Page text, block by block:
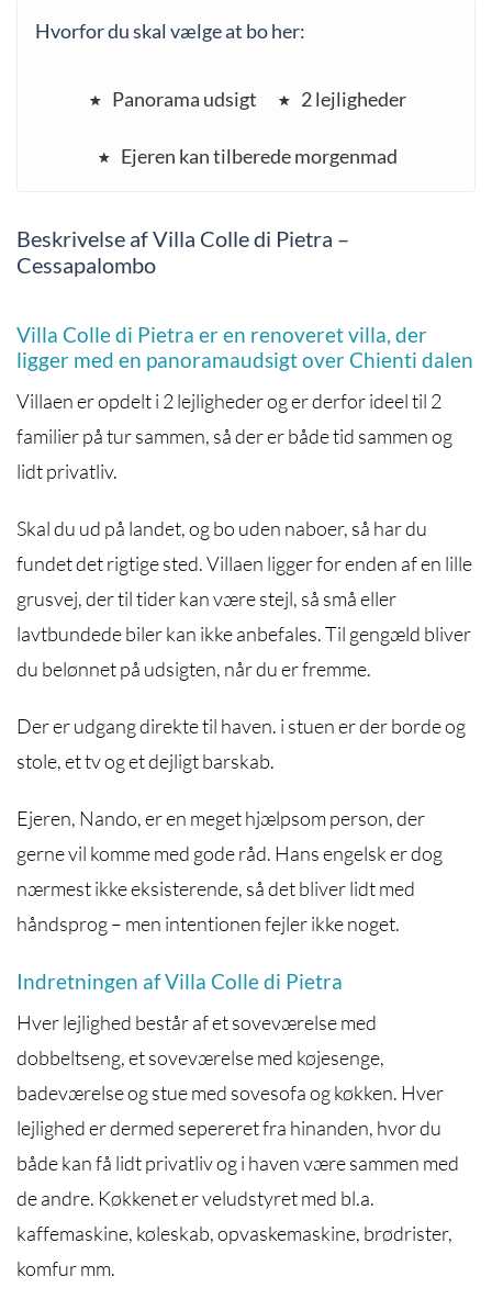
Hvorfor du skal vælge at bo her:
Panorama udsigt 2 lejligheder
Ejeren kan tilberede morgenmad
Beskrivelse af Villa Colle di Pietra –
Cessapalombo
Villa Colle di Pietra er en renoveret villa, der
ligger med en panoramaudsigt over Chienti dalen
Villaen er opdelt i 2 lejligheder og er derfor ideel til 2
familier på tur sammen, så der er både tid sammen og
lidt privatliv.
Skal du ud på landet, og bo uden naboer, så har du
fundet det rigtige sted. Villaen ligger for enden af en lille
grusvej, der til tider kan være stejl, så små eller
lavtbundede biler kan ikke anbefales. Til gengæld bliver
du belønnet på udsigten, når du er fremme.
Der er udgang direkte til haven. i stuen er der borde og
stole, et tv og et dejligt barskab.
Ejeren, Nando, er en meget hjælpsom person, der
gerne vil komme med gode råd. Hans engelsk er dog
nærmest ikke eksisterende, så det bliver lidt med
håndsprog – men intentionen fejler ikke noget.
Indretningen af Villa Colle di Pietra
Hver lejlighed består af et soveværelse med
dobbeltseng, et soveværelse med køjesenge,
badeværelse og stue med sovesofa og køkken. Hver
lejlighed er dermed sepereret fra hinanden, hvor du
både kan få lidt privatliv og i haven være sammen med
de andre. Køkkenet er veludstyret med bl.a.
kaffemaskine, køleskab, opvaskemaskine, brødrister,
komfur mm.